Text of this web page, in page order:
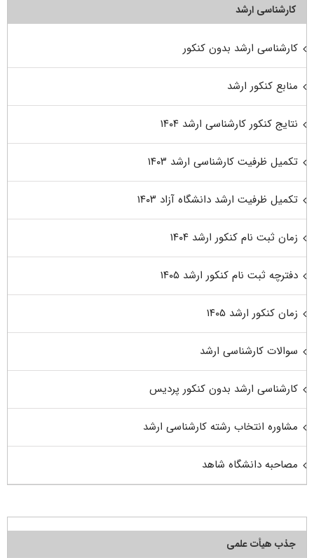
کارشناسی ارشد
کارشناسی ارشد بدون کنکور
منابع کنکور ارشد
نتایج کنکور کارشناسی ارشد ۱۴۰۴
تکمیل ظرفیت کارشناسی ارشد ۱۴۰۳
تکمیل ظرفیت ارشد دانشگاه آزاد ۱۴۰۳
زمان ثبت نام کنکور ارشد ۱۴۰۴
دفترچه ثبت نام کنکور ارشد ۱۴۰۵
زمان کنکور ارشد ۱۴۰۵
سوالات کارشناسی ارشد
کارشناسی ارشد بدون کنکور پردیس
مشاوره انتخاب رشته کارشناسی ارشد
مصاحبه دانشگاه شاهد
جذب هیأت علمی